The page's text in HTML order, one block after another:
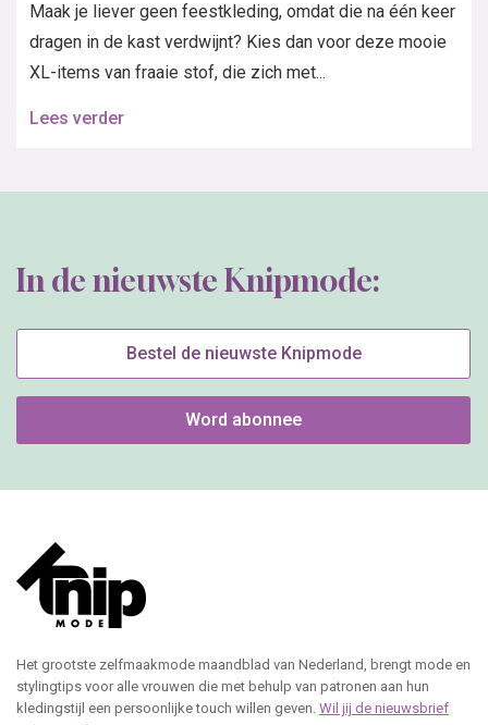
Maak je liever geen feestkleding, omdat die na één keer
dragen in de kast verdwijnt? Kies dan voor deze mooie
XL-items van fraaie stof, die zich met...
Lees verder
In de nieuwste Knipmode:
Bestel de nieuwste Knipmode
Word abonnee
Het grootste zelfmaakmode maandblad van Nederland, brengt mode en
stylingtips voor alle vrouwen die met behulp van patronen aan hun
kledingstijl een persoonlijke touch willen geven. Wil jij de nieuwsbrief